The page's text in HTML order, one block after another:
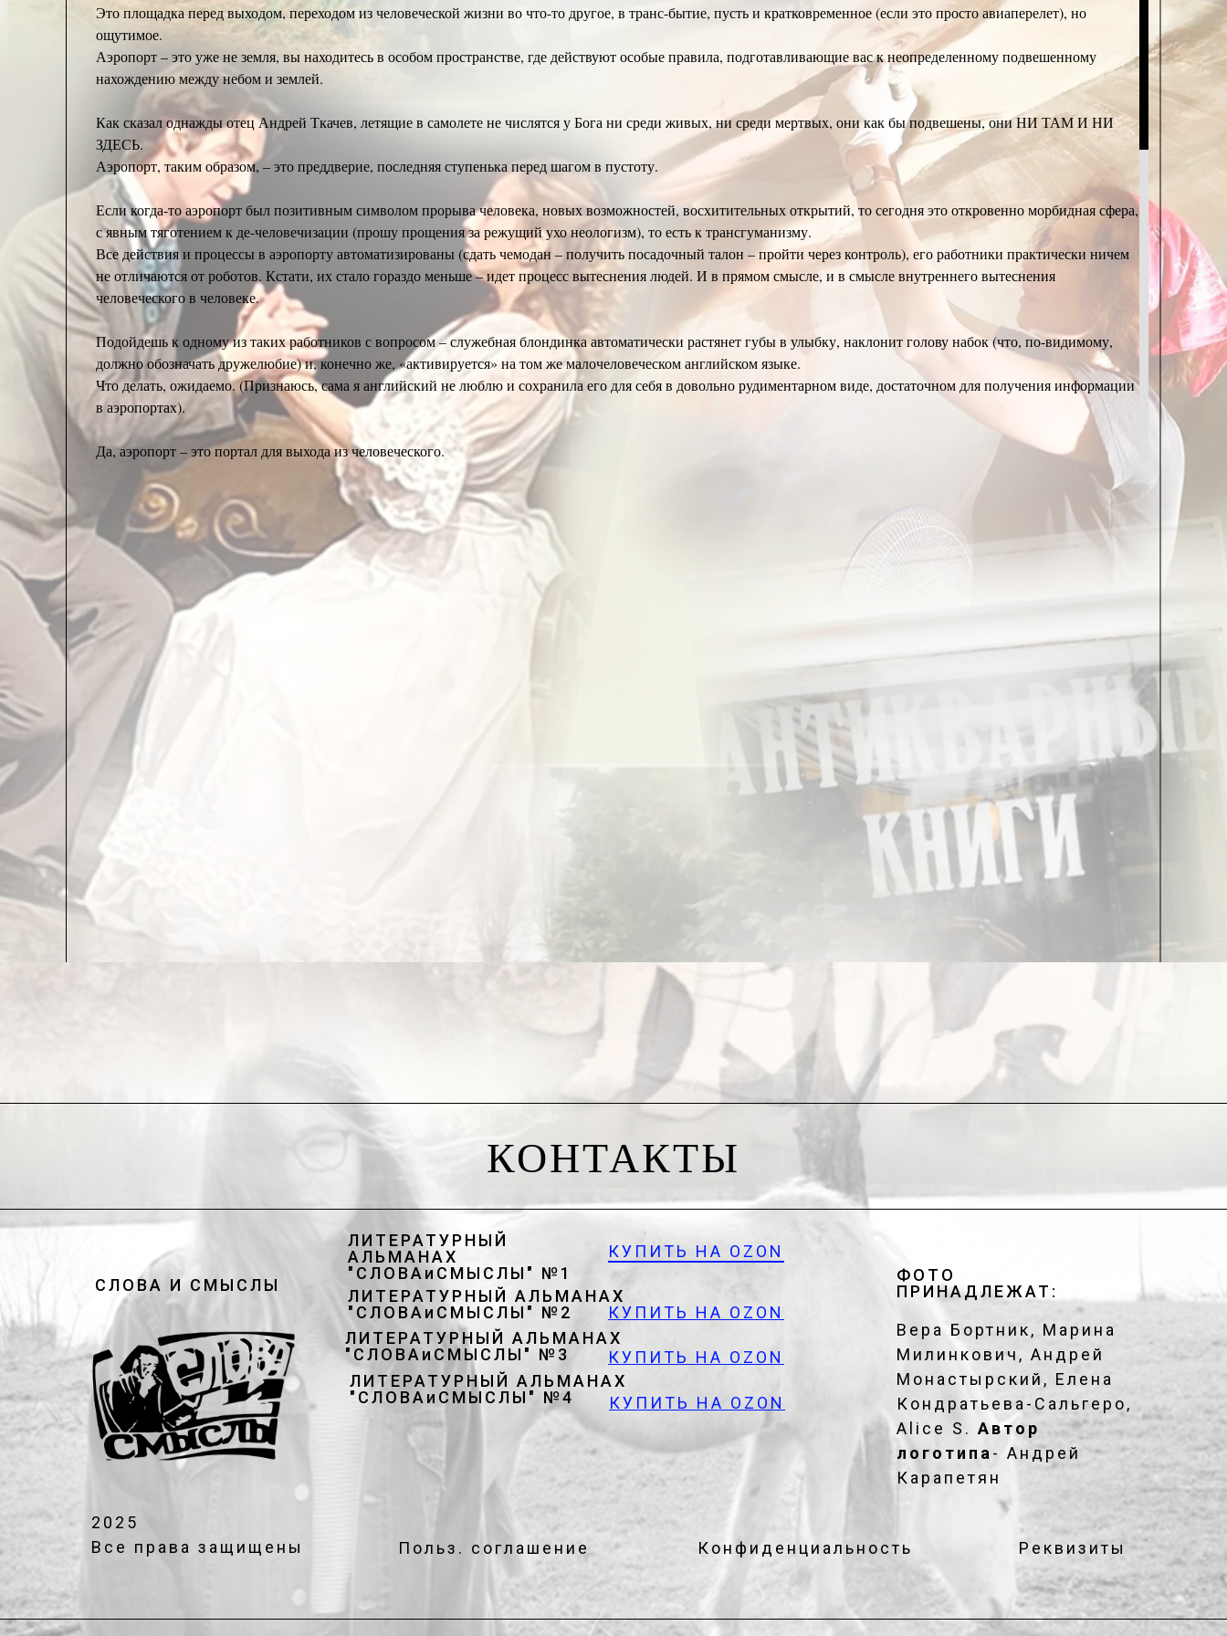
Это площадка перед выходом, переходом из человеческой жизни во что-то другое, в транс-бытие, пусть и кратковременное (если это просто авиаперелет), но
ощутимое.
Аэропорт – это уже не земля, вы находитесь в особом пространстве, где действуют особые правила, подготавливающие вас к неопределенному подвешенному
нахождению между небом и землей.
Как сказал однажды отец Андрей Ткачев, летящие в самолете не числятся у Бога ни среди живых, ни среди мертвых, они как бы подвешены, они НИ ТАМ И НИ
ЗДЕСЬ.
Аэропорт, таким образом, – это преддверие, последняя ступенька перед шагом в пустоту.
Если когда-то аэропорт был позитивным символом прорыва человека, новых возможностей, восхитительных открытий, то сегодня это откровенно морбидная сфера,
с явным тяготением к де-человечизации (прошу прощения за режущий ухо неологизм), то есть к трансгуманизму.
Все действия и процессы в аэропорту автоматизированы (сдать чемодан – получить посадочный талон – пройти через контроль), его работники практически ничем
не отличаются от роботов. Кстати, их стало гораздо меньше – идет процесс вытеснения людей. И в прямом смысле, и в смысле внутреннего вытеснения
человеческого в человеке.
Подойдешь к одному из таких работников с вопросом – служебная блондинка автоматически растянет губы в улыбку, наклонит голову набок (что, по-видимому,
должно обозначать дружелюбие) и, конечно же, «активируется» на том же малочеловеческом английском языке.
Что делать, ожидаемо. (Признаюсь, сама я английский не люблю и сохранила его для себя в довольно рудиментарном виде, достаточном для получения информации
в аэропортах).
Да, аэропорт – это портал для выхода из человеческого.
Место унизительной дрессировки, необходимой для перехода к следующему этапу.
Потоки пассажиров, как послушное стадо, управляются цифровыми табло и искусственным интеллектом. Один поток – туда, другой туда, третий еще куда-то.
Голосовые объявления давно отменены, все пялятся в цифровые табло. Человеческая речь, исходящая от человека (как иногда бывает в метро, когда вдруг вы
слышите машиниста), отменена, здесь она абсолютно невозможна. Всю информацию вы получаете только зрительно. Ощущается явное желание вообще выйти из
общения с помощью человеческого языка и окончательно перейти на пиктограммы и символы.
Собственно говоря, человек в аэропорту уже потерял свой статус человека (а в чем он заключается, кстати? никто не задается этим вопросом, никому не интересно)
– он влит в безвольную управляемую человеко-массу. Вас сканируют, пропускают через всякие устройства. Уже на подходе распознавание лица и сбор отпечатков
пальцев, то есть с вами будут обращаться фактически как с преступниками. Здесь вы «общаетесь» в основном с машинами, старательно кликаете на кнопки экрана
интерактивного терминала, послушно петляете в обозначенных ленточками очередях, соблюдаете многочисленные санитарные и анти-террористические нормы и
т.д. И боже вас упаси что-нибудь не соблюсти! Например, во время «пандемии ковид 19» спустить маску!
Человек в аэропорту не принадлежит самому себе, он полностью отдает себя во власть какой-то Высшей Анонимной Инстанции, очертания которой многим
Аэропорт – это новый ослепительный мир, в котором беспрерывно свершается всяческий «прогресс» – технический и социальный. Гендерно-нейтральные туалеты,
специализация мусорных баков (в Хельсинки я их насчитала пять или шесть), социальная реклама, зовущая людей к миксизации, Gender Equality и спасению
климата.
Да и сами пассажиры-номады (термин Жака Аттали), обильно оснащенные гаджетами и девайсами всякого рода (и, конечно же, принявшие в большинстве своем
Волшебный Эликсир), являются неким «авангардом человечества» – в том смысле, какой в него вкладывает ВЭФ, МВФ и прочие Давосы – передовым отрядом,
готовым с энтузиазмом первооткрывателей отправиться в дивный манящий Грейт Рисет.
Посмотрите на них – вот они, сидят в ряд в ожидании вылета, с подключенными на зарядку телефонами, уткнувшиеся – все без исключения! – каждый в свой в
И вот наконец вы в самолете, в этой хрупкой ладье, несущей вас через небесные хляби, вы болтаетесь между небом и землей, и вы не числитесь у Бога ни среди
Господи, верни нас к земной жизни, к семье, к детям, к работе, ведь еще так много запланировано, ведь нам еще нужно время, чтобы прийти к Тебе!
КОНТАКТЫ
СЛОВА И СМЫСЛЫ
ФОТО
ПРИНАДЛЕЖАТ:
2025
Все права защищены
Вера Бортник, Марина
Милинкович, Андрей
Монастырский, Елена
Кондратьева-Сальгеро,
Alice S. Автор
логотипа - Андрей
Карапетян
Польз. соглашение Конфиденциальность Реквизиты
ЛИТЕРАТУРНЫЙ АЛЬМАНАХ
"СЛОВАиСМЫСЛЫ" №2
КУПИТЬ НА OZON
ЛИТЕРАТУРНЫЙ
АЛЬМАНАХ
"СЛОВАиСМЫСЛЫ" №1
КУПИТЬ НА OZON
ЛИТЕРАТУРНЫЙ АЛЬМАНАХ
"СЛОВАиСМЫСЛЫ" №3
ЛИТЕРАТУРНЫЙ АЛЬМАНАХ
"СЛОВАиСМЫСЛЫ" №4
КУПИТЬ НА OZON
КУПИТЬ НА OZON